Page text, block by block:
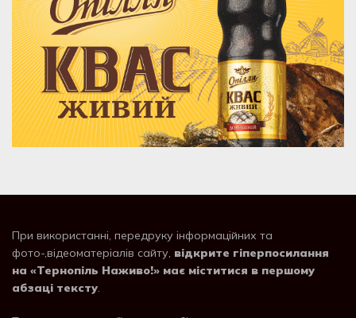
При використанні, передруку інформаційних та
фото-,відеоматеріалів сайту, відкрите гіперпосилання
на «Тернопіль Наживо!» має міститися в першому
абзаці тексту.